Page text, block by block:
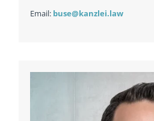
Email: buse@kanzlei.law